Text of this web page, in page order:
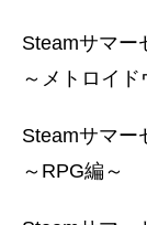
Steamサマ
～メトロイド
Steamサマ
～RPG編～